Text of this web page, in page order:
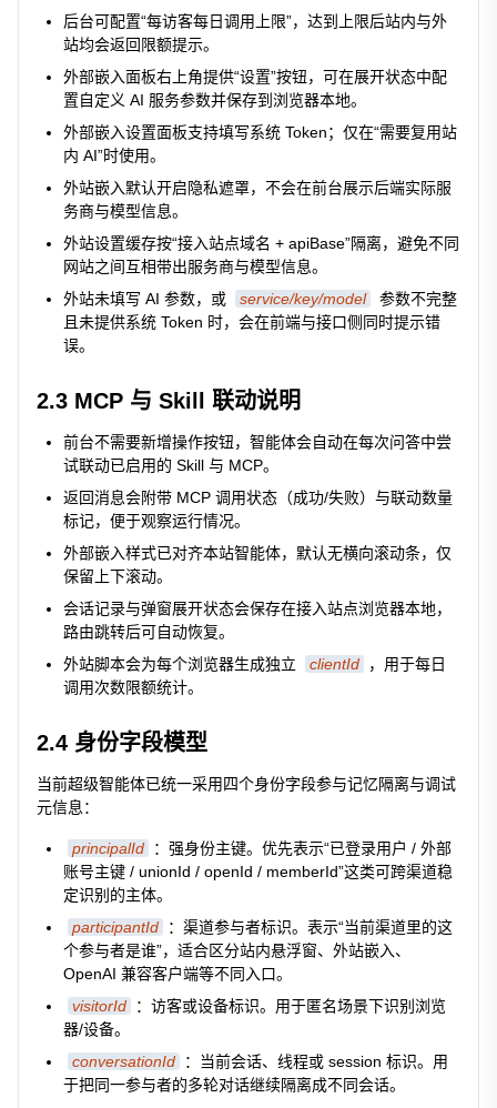
后台可配置“每访客每日调用上限”，达到上限后站内与外
站均会返回限额提示。
外部嵌入面板右上角提供“设置”按钮，可在展开状态中配
置自定义 AI 服务参数并保存到浏览器本地。
外部嵌入设置面板支持填写系统 Token；仅在“需要复用站
内 AI”时使用。
外站嵌入默认开启隐私遮罩，不会在前台展示后端实际服
务商与模型信息。
外站设置缓存按“接入站点域名 + apiBase”隔离，避免不同
网站之间互相带出服务商与模型信息。
外站未填写 AI 参数，或
service/key/model
参数不完整
且未提供系统 Token 时，会在前端与接口侧同时提示错
误。
2.3 MCP 与 Skill 联动说明
前台不需要新增操作按钮，智能体会自动在每次问答中尝
试联动已启用的 Skill 与 MCP。
返回消息会附带 MCP 调用状态（成功/失败）与联动数量
标记，便于观察运行情况。
外部嵌入样式已对齐本站智能体，默认无横向滚动条，仅
保留上下滚动。
会话记录与弹窗展开状态会保存在接入站点浏览器本地，
路由跳转后可自动恢复。
外站脚本会为每个浏览器生成独立
clientId
，用于每日
调用次数限额统计。
2.4 身份字段模型
当前超级智能体已统一采用四个身份字段参与记忆隔离与调试
元信息：
principalId
：强身份主键。优先表示“已登录用户 / 外部
账号主键 / unionId / openId / memberId”这类可跨渠道稳
定识别的主体。
participantId
：渠道参与者标识。表示“当前渠道里的这
个参与者是谁”，适合区分站内悬浮窗、外站嵌入、
OpenAI 兼容客户端等不同入口。
visitorId
：访客或设备标识。用于匿名场景下识别浏览
器/设备。
conversationId
：当前会话、线程或 session 标识。用
于把同一参与者的多轮对话继续隔离成不同会话。